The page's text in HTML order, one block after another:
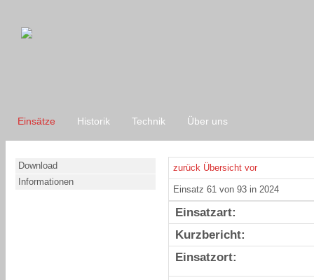
Einsätze Historik Technik Über uns
Download
Informationen
zurück Übersicht vor
Einsatz 61 von 93 in 2024
Einsatzart:
Kurzbericht:
Einsatzort: